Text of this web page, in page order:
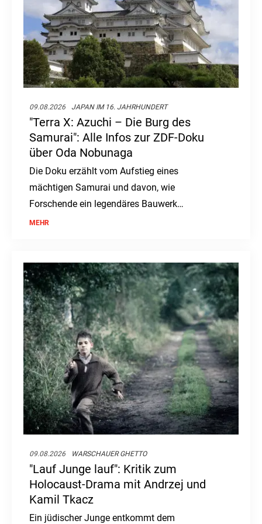
09.08.2026 JAPAN IM 16. JAHRHUNDERT
"Terra X: Azuchi – Die Burg des
Samurai": Alle Infos zur ZDF-Doku
über Oda Nobunaga
Die Doku erzählt vom Aufstieg eines
mächtigen Samurai und davon, wie
Forschende ein legendäres Bauwerk
rekonstruieren wollen.
MEHR
09.08.2026 WARSCHAUER GHETTO
"Lauf Junge lauf": Kritik zum
Holocaust-Drama mit Andrzej und
Kamil Tkacz
Ein jüdischer Junge entkommt dem